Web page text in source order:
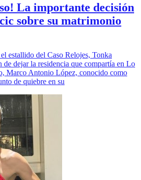
La importante decisión
sobre su matrimonio
estallido del Caso Relojes, Tonka
dejar la residencia que compartía en Lo
Marco Antonio López, conocido como
de quiebre en su